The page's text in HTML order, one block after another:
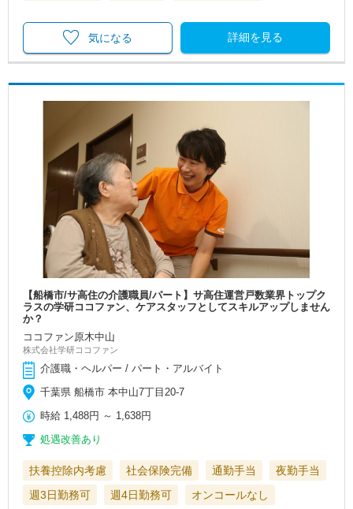
詳細を見る
気になる
【船橋市/サ高住の介護職員/パート】サ高住運営戸数業界トップク
ラスの学研ココファン、ケアスタッフとしてスキルアップしません
か？
ココファン原木中山
株式会社学研ココファン
介護職・ヘルパー / パート・アルバイト
千葉県 船橋市 本中山7丁目20-7
時給 1,488円 ～ 1,638円
処遇改善あり
扶養控除内考慮 社会保険完備 通勤手当
夜勤手当
週3日勤務可
週4日勤務可
オンコールなし